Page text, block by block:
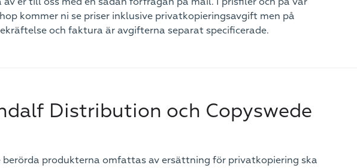
kommer ni se priser inklusive privatkopieringsavgift men på
och faktura är avgifterna separat specificerade.
Distribution och Copyswede
berörda produkterna omfattas av ersättning för privatkopiering ska